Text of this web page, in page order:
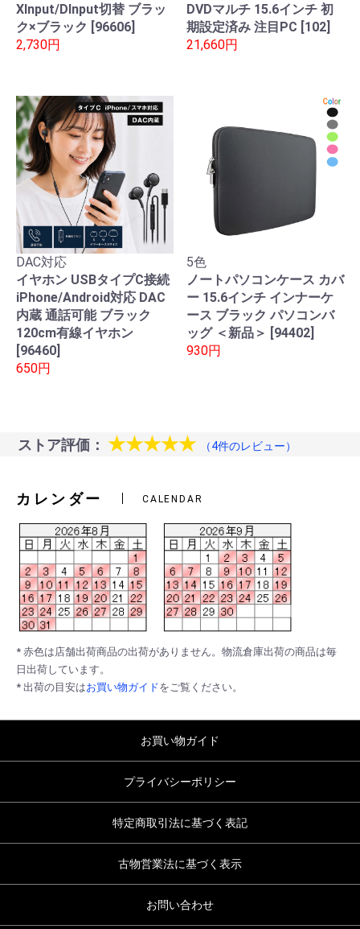
XInput/DInput切替 ブラッ
ク×ブラック [96606]
2,730円
DVDマルチ 15.6インチ 初
期設定済み 注目PC [102]
21,660円
DAC対応
イヤホン USBタイプC接続
iPhone/Android対応 DAC
内蔵 通話可能 ブラック
120cm有線イヤホン
[96460]
650円
5色
ノートパソコンケース カバ
ー 15.6インチ インナーケ
ース ブラック パソコンバ
ッグ ＜新品＞ [94402]
930円
ストア評価： ★★★★★ （4件のレビュー）
カレンダー CALENDAR
* 赤色は店舗出荷商品の出荷がありません。物流倉庫出荷の商品は毎
日出荷しています。
* 出荷の目安はお買い物ガイドをご覧ください。
お買い物ガイド
プライバシーポリシー
特定商取引法に基づく表記
古物営業法に基づく表示
お問い合わせ